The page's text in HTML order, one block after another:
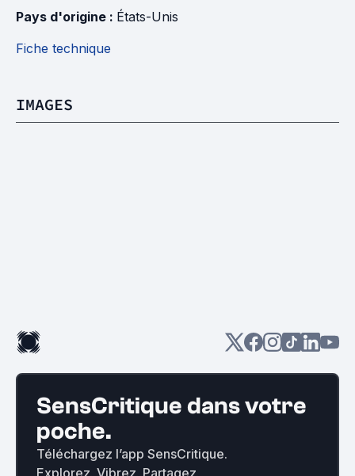
Pays d'origine : États-Unis
Fiche technique
IMAGES
SensCritique dans votre
poche.
Téléchargez l’app SensCritique.
Explorez. Vibrez. Partagez.